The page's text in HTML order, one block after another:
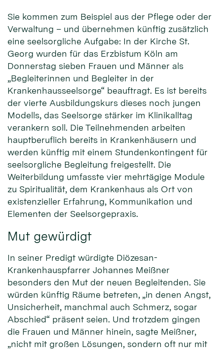
Sie kommen zum Beispiel aus der Pflege oder der
Verwaltung – und übernehmen künftig zusätzlich
eine seelsorgliche Aufgabe: In der Kirche St.
Georg wurden für das Erzbistum Köln am
Donnerstag sieben Frauen und Männer als
„Begleiterinnen und Begleiter in der
Krankenhausseelsorge“ beauftragt. Es ist bereits
der vierte Ausbildungskurs dieses noch jungen
Modells, das Seelsorge stärker im Klinikalltag
verankern soll. Die Teilnehmenden arbeiten
hauptberuflich bereits in Krankenhäusern und
werden künftig mit einem Stundenkontingent für
seelsorgliche Begleitung freigestellt. Die
Weiterbildung umfasste vier mehrtägige Module
zu Spiritualität, dem Krankenhaus als Ort von
existenzieller Erfahrung, Kommunikation und
Elementen der Seelsorgepraxis.
Mut gewürdigt
In seiner Predigt würdigte Diözesan-
Krankenhauspfarrer Johannes Meißner
besonders den Mut der neuen Begleitenden. Sie
würden künftig Räume betreten, „in denen Angst,
Unsicherheit, manchmal auch Schmerz, sogar
Abschied“ präsent seien. Und trotzdem gingen
die Frauen und Männer hinein, sagte Meißner,
„nicht mit großen Lösungen, sondern oft nur mit